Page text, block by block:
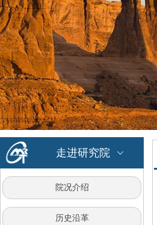
走进研究院 ꀁ
历史沿革
院况介绍